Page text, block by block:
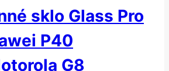
sklo Glass Pro
P40
G8